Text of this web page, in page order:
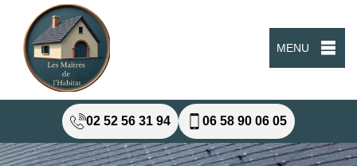
MENU
02 52 56 31 94 06 58 90 06 05